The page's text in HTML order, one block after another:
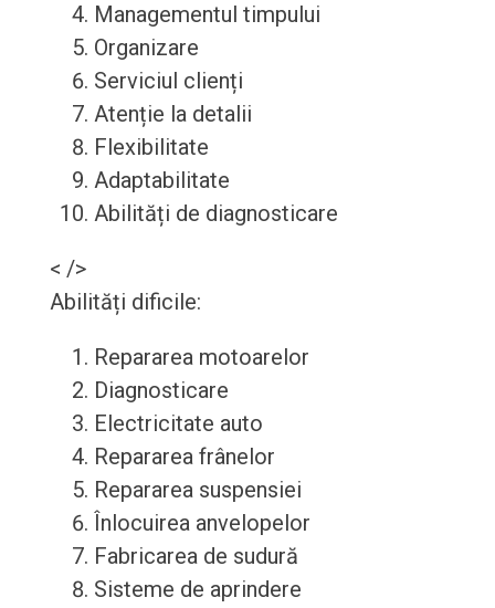
Managementul timpului
Organizare
Serviciul clienți
Atenție la detalii
Flexibilitate
Adaptabilitate
Abilități de diagnosticare
< />
Abilități dificile:
Repararea motoarelor
Diagnosticare
Electricitate auto
Repararea frânelor
Repararea suspensiei
Înlocuirea anvelopelor
Fabricarea de sudură
Sisteme de aprindere